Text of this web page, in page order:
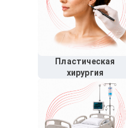
Пластическая
хирургия